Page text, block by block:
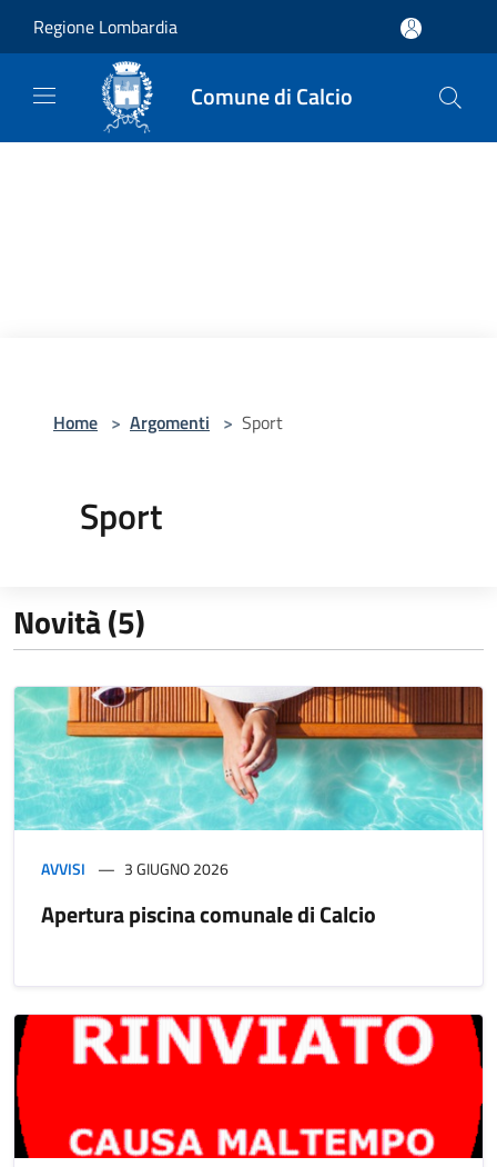
Regione Lombardia
Comune di Calcio
Home > Argomenti > Sport
Sport
Novità (5)
AVVISI 3 GIUGNO 2026
Apertura piscina comunale di Calcio